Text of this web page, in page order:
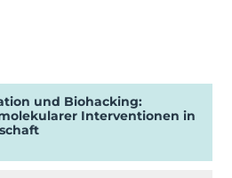
und Biohacking:
Interventionen in